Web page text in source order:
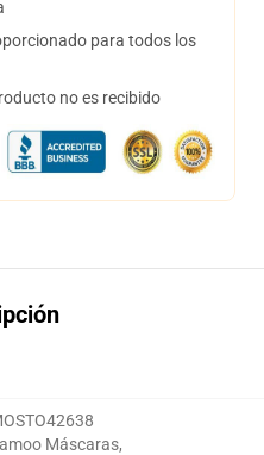
para todos los
no es recibido
Máscaras,